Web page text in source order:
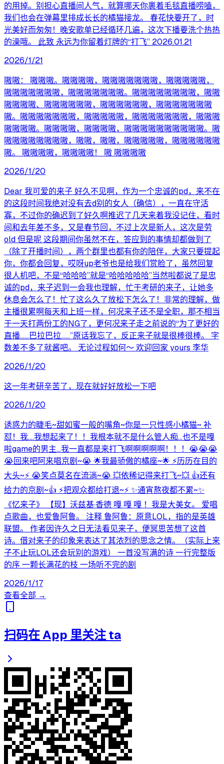
的用掉。别担心直播间人气，就算哪天你裹着毛毯直播唠嗑，
我们也会在弹幕里排成长长的橘猫接龙。 春花快要开了，时
光美好而匆匆！晚安歌单已经循环几遍，这次下播要洗个热热
的澡哦。 此致 永远为你留着灯牌的“打飞” 2026.01.21
2026/1/21
嗷嗷： 嗷嗷嗷。嗷嗷嗷嗷，嗷嗷嗷嗷嗷嗷嗷，嗷嗷嗷嗷嗷，
嗷嗷嗷嗷嗷嗷嗷，嗷嗷嗷嗷嗷嗷嗷。嗷嗷嗷嗷嗷嗷嗷嗷，嗷嗷
嗷嗷嗷嗷、嗷嗷嗷嗷嗷嗷，嗷嗷嗷嗷嗷嗷，嗷嗷嗷嗷嗷嗷嗷
嗷。嗷嗷嗷嗷嗷嗷嗷，嗷嗷嗷嗷嗷，嗷嗷嗷嗷嗷嗷嗷，嗷嗷嗷
嗷嗷嗷嗷。嗷嗷嗷嗷，嗷嗷嗷嗷，嗷嗷嗷嗷嗷嗷嗷嗷嗷嗷。嗷
嗷嗷嗷嗷嗷嗷嗷嗷，嗷嗷，嗷嗷，嗷嗷嗷嗷嗷，嗷嗷嗷嗷嗷嗷
嗷。 嗷嗷嗷嗷，嗷嗷嗷嗷！ 嗷 嗷嗷嗷嗷
2026/1/20
Dear 我可爱的来子 好久不见啊，作为一个忠诚的pd，来不在
的这段时间我绝对没有去d别的女人（确信），一直在守活
寡，不过你的确迟到了好久啊推迟了几天来着我没记住，看时
间和去年差不多，又是春节回，不过上次是新人，这次是劳
old 但是呢 这段期间你虽然不在，答应到的事情却都做到了
（除了开播时间），两个群里也都有你的陪伴，大家只要提起
你，你都会回复，哎呀up老爷也是给我们赏脸了，虽然回复
很人机吧，不是“哈哈哈”就是“哈哈哈哈哈”当然啦都说了是忠
诚的pd，来子迟到一会我也理解，忙于考研的来子，让她多
休息会怎么了！忙了这么久了放松下怎么了！非常的理解，做
主播很累啊每天和上班一样，何况来子还不是全职，那不相当
于一天打两份工的NG了，更何况来子走之前说的“为了更好的
直播……巴拉巴拉……”原话我忘了，反正来子就是很棒很棒。 字
数差不多了就酱吧。 无论过程如何～ 欢迎回家 yours 李华
2026/1/20
这一年考研辛苦了，现在就好好放松一下吧
2026/1/20
诱惑力的睫毛~甜如蜜一般的嘴角~你是一只性感小橘猫~ 补
怼！我....我想起来了！！我根本就不是什么管人痴...也不是嘎
啦game的男主...我一直都是来打飞啊啊啊啊啊！！！😭😭😭
😭回来吧阿来唱京剧~😭 🌟我最骄傲的橘座~🌟 ⚡️历历在目的
大头~⚡️ 😭笑点莫名在流淌~😭 💥依稀记得来打飞~💥 👍还有
给力的京剧~👍 ⚡️把观众都给打退~⚡️ ✨通宵熬夜都不累~✨
《忆来子》 【现】沃兹基·香德 嘎 嘎 嘎 ！我是大美女。 爱唱
点歌曲，也爱鲁阿鲁。 注释 鲁阿鲁：原意LOL，指的是英雄
联盟。 作者因许久之日无法看见来子，便冥思苦想了这首
诗。借对来子的印象来表达了其浓烈的思念之情。（实际上来
子不止玩LOL还会玩别的游戏） 一首没写满的诗 一行完整版
的序 一颗长满花的枝 一场听不完的剧
2026/1/17
查看全部 →
扫码在 App 里关注 ta